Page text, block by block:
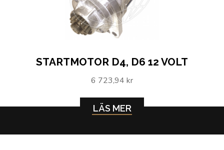
STARTMOTOR D4, D6 12 VOLT
6 723,94 kr
LÄS MER